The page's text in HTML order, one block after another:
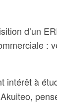
d’un
:
intérêt à